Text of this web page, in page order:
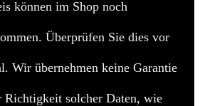
können im Shop noch
Überprüfen Sie dies vor
Wir übernehmen keine Garantie
solcher Daten, wie